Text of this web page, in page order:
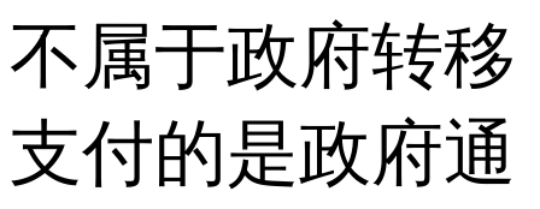
不属于政府转移
支付的是政府通